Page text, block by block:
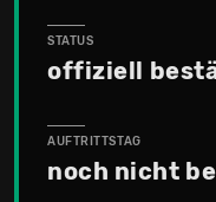
STATUS
offiziell
AUFTRITTSTAG
noch nicht